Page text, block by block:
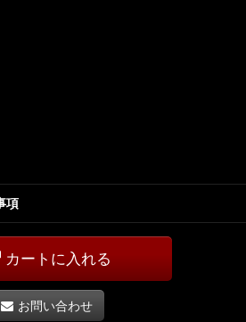
項
カートに入れる
お問い合わせ